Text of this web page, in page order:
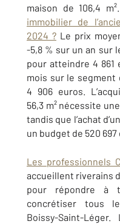
maison de 106,4 m².
immobilier de
2024 ?Le prix
-5,8 % sur un an sur
pour atteindre 4 861
mois sur le segment
4 906 euros.
56,3 m² nécessite
tandis que l’achat
un budget de 520 697
Les professionnels
accueillent riverains
pour répondre à
concrétiser tous
Boissy-Saint-